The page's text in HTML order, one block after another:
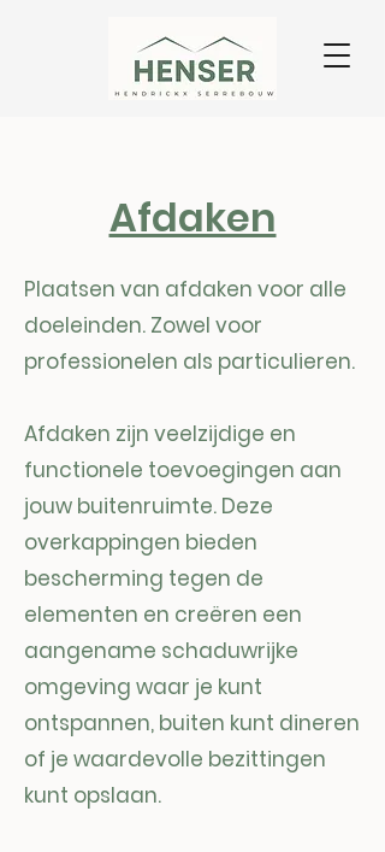
Afdaken
Plaatsen van afdaken voor alle
doeleinden. Zowel voor
professionelen als particulieren.
Afdaken zijn veelzijdige en
functionele toevoegingen aan
jouw buitenruimte. Deze
overkappingen bieden
bescherming tegen de
elementen en creëren een
aangename schaduwrijke
omgeving waar je kunt
ontspannen, buiten kunt dineren
of je waardevolle bezittingen
kunt opslaan.